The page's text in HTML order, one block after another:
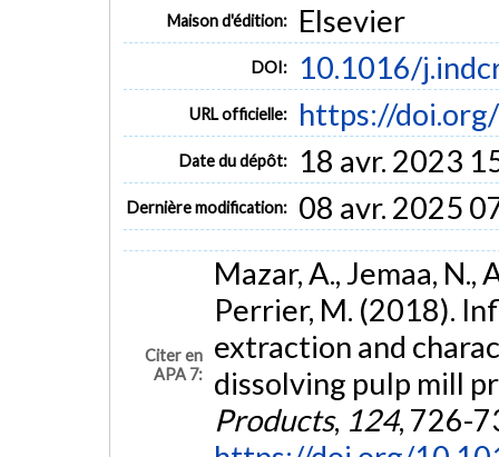
Maison d'édition: Elsevier
DOI: 10.1016/
URL officielle: https://
Date du dépôt: 18 avr. 2023
Dernière modification: 08 avr. 2025
Citer en
APA 7:
Mazar, A., Jemaa, N.,
Perrier, M. (2018).
extraction and
dissolving pulp mill
Products, 124, 726-